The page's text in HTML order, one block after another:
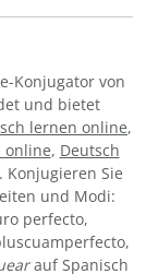
Konjugator von
und bietet
lernen online,
online, Deutsch
Konjugieren Sie
und Modi:
perfecto,
auf Spanisch